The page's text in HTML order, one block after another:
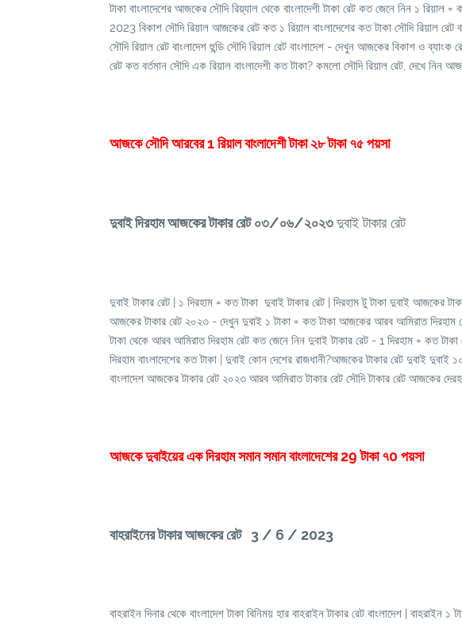
টাকা বাংলাদেশের আজকের সৌদি রিয়্যাল থেকে বাংলাদেশী টাকা রেট কত জেনে নিন ১ রিয়াল
2023 বিকাশ সৌদি রিয়াল আজকের রেট কত ১ রিয়াল বাংলাদেশের কত টাকা সৌদি রিয়াল রেট
সৌদি রিয়াল রেট বাংলাদেশ হুন্ডি সৌদি রিয়াল রেট বাংলাদেশ - দেখুন আজকের বিকাশ ও
রেট কত বর্তমান সৌদি এক রিয়াল বাংলাদেশী কত টাকা? কমলো সৌদি রিয়াল রেট, দেখে নিন
আজকে সৌদি আরবের 1 রিয়াল বাংলাদেশী টাকা ২৮ টাকা ৭৫ পয়সা
দুবাই দিরহাম আজকের টাকার রেট০৩/০৬/২০২৩দুবাই টাকার রেট
দুবাই টাকার রেট | ১ দিরহাম = কত টাকা দুবাই টাকার রেট | দিরহাম টু টাকা দুবাই আজকের
আজকের টাকার রেট ২০২৩ - দেখুন দুবাই ১ টাকা = কত টাকা আজকের আরব আমিরাত দিরহাম
টাকা থেকে আরব আমিরাত দিরহাম রেট কত জেনে নিন দুবাই টাকার রেট - 1 দিরহাম = কত
দিরহাম বাংলাদেশের কত টাকা | দুবাই কোন দেশের রাজধানী?আজকের টাকার রেট দুবাই দুবাই
বাংলাদেশ আজকের টাকার রেট ২০২৩ আরব আমিরাত টাকার রেট সৌদি টাকার রেট আজকের
আজকে দুবাইয়ের এক দিরহাম সমান সমান বাংলাদেশের 29 টাকা ৭0 পয়সা
বাহরাইনের টাকার আজকের রেট 3 / 6 / 2023
বাহরাইন দিনার থেকে বাংলাদেশ টাকা বিনিময় হার বাহরাইন টাকার রেট বাংলাদেশ | বাহরাইন